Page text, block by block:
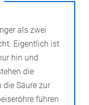
als zwei
Eigentlich ist
hin und
die
die Säure zur
führen